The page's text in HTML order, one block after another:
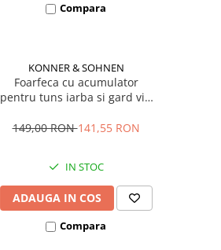
Compara
KONNER & SOHNEN
Foarfeca cu acumulator
pentru tuns iarba si gard viu
149,00 RON141,55 RON
IN STOC
ADAUGA IN COS
Compara